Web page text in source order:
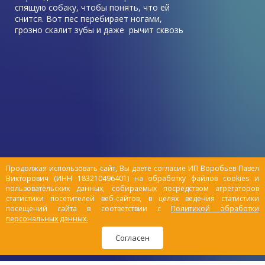
Продолжая использовать сайт, Вы даете согласие ИП Воробьев Павел
Викторович (ИНН 183210496401) на обработку файлов cookies и
пользовательских данных, собираемых посредством агрегаторов
статистики посетителей веб-сайтов, в целях ведения статистики
посещений сайта в соответствии с Политикой обработки
персональных данных.
Согласен
спящую собаку, чтобы понять, что ей
снится. Вот пес перебирает ногами,
грозно скалит зубы и даже рычит сквозь